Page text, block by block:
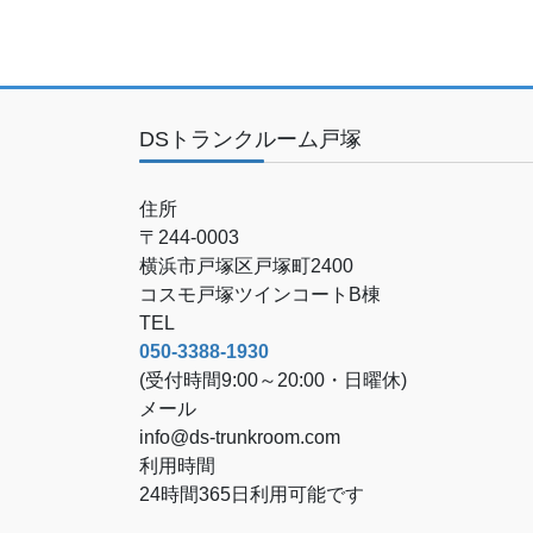
DSトランクルーム戸塚
住所
〒244-0003
横浜市戸塚区戸塚町2400
コスモ戸塚ツインコートB棟
TEL
050-3388-1930
(受付時間9:00～20:00・日曜休)
メール
info@ds-trunkroom.com
利用時間
24時間365日利用可能です